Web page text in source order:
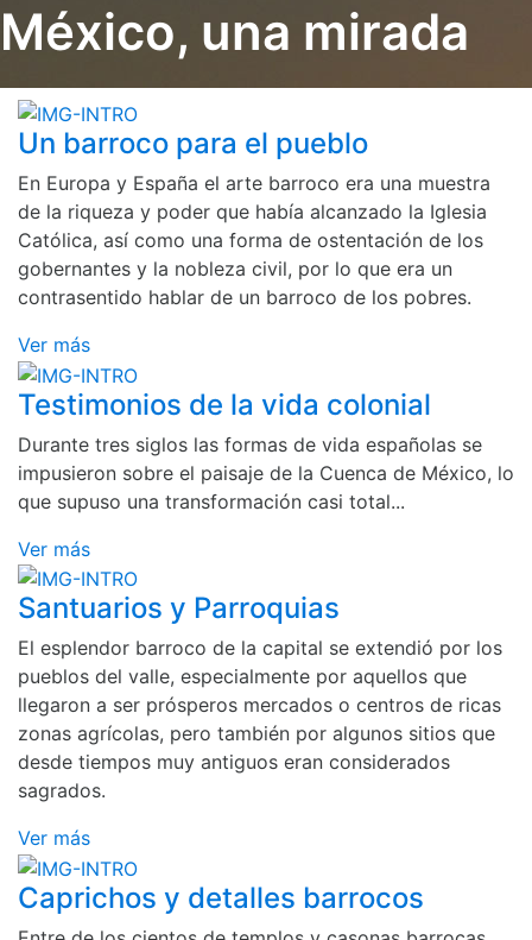
México, una mirada
Un barroco para el pueblo
En Europa y España el arte barroco era una muestra
de la riqueza y poder que había alcanzado la Iglesia
Católica, así como una forma de ostentación de los
gobernantes y la nobleza civil, por lo que era un
contrasentido hablar de un barroco de los pobres.
Ver más
Testimonios de la vida colonial
Durante tres siglos las formas de vida españolas se
impusieron sobre el paisaje de la Cuenca de México, lo
que supuso una transformación casi total...
Ver más
Santuarios y Parroquias
El esplendor barroco de la capital se extendió por los
pueblos del valle, especialmente por aquellos que
llegaron a ser prósperos mercados o centros de ricas
zonas agrícolas, pero también por algunos sitios que
desde tiempos muy antiguos eran considerados
sagrados.
Ver más
Caprichos y detalles barrocos